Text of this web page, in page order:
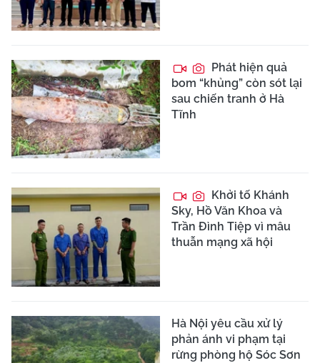
Phát hiện quả
bom “khủng” còn sót lại
sau chiến tranh ở Hà
Tĩnh
Khởi tố Khánh
Sky, Hồ Văn Khoa và
Trần Đình Tiệp vì mâu
thuẫn mạng xã hội
Hà Nội yêu cầu xử lý
phản ánh vi phạm tại
rừng phòng hộ Sóc Sơn